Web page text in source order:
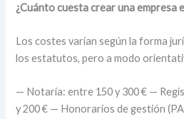
¿Cuánto cuesta crear una empresa
Los costes varían según la forma
los estatutos, pero a modo
— Notaría: entre 150 y 300 € —
y 200 € — Honorarios de gestión